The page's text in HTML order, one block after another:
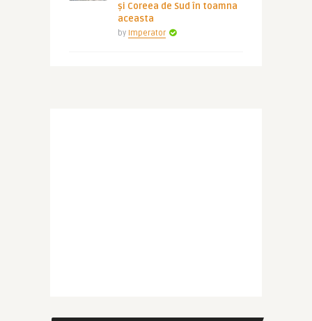
și Coreea de Sud în toamna
aceasta
by Imperator